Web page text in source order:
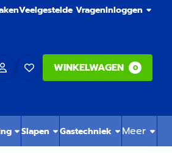
Veelgestelde VragenInloggen
WINKELWAGEN 0
Slapen Gastechniek Meer